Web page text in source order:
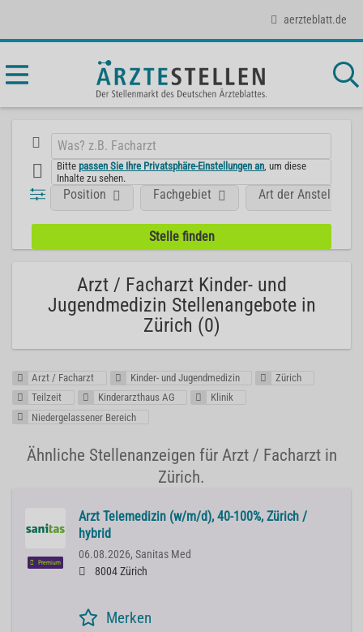
aerzteblatt.de
Bittepassen Sie Ihre Privatsphäre-Einstellungen an , um diese
Inhalte zu sehen.
Position Fachgebiet Art der Anstellung
Arzt / Facharzt Kinder- und
Jugendmedizin Stellenangebote in
Zürich (0)
Arzt / Facharzt Kinder- und Jugendmedizin
Zürich
Teilzeit
Kinderarzthaus AG
Klinik
Niedergelassener Bereich
Ähnliche Stellenanzeigen für Arzt / Facharzt in
Zürich.
Premium
Arzt Telemedizin (w/m/d), 40-100%, Zürich /
hybrid
06.08.2026, Sanitas Med
8004 Zürich
Merken